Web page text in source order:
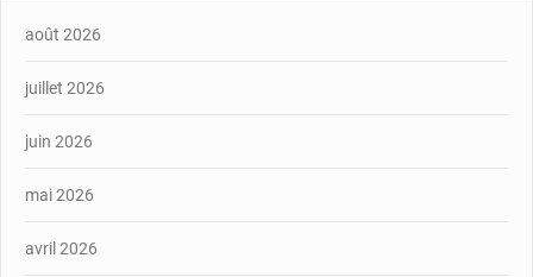
août 2026
juillet 2026
juin 2026
mai 2026
avril 2026